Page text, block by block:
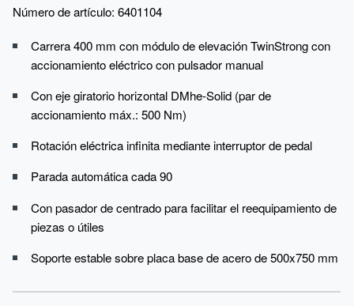
Número de artículo: 6401104
Carrera 400 mm con módulo de elevación TwinStrong con
accionamiento eléctrico con pulsador manual
Con eje giratorio horizontal DMhe-Solid (par de
accionamiento máx.: 500 Nm)
Rotación eléctrica infinita mediante interruptor de pedal
Parada automática cada 90
Con pasador de centrado para facilitar el reequipamiento de
piezas o útiles
Soporte estable sobre placa base de acero de 500x750 mm